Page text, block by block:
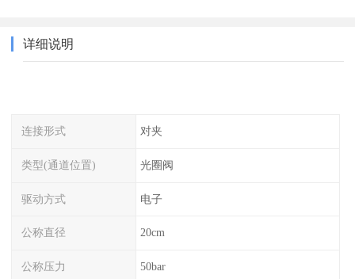
详细说明
连接形式 对夹
类型(通道位置) 光圈阀
驱动方式 电子
公称直径 20cm
公称压力 50bar